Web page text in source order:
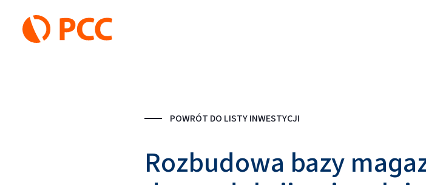
POWRÓT DO LISTY INWESTYCJI
Rozbudowa bazy